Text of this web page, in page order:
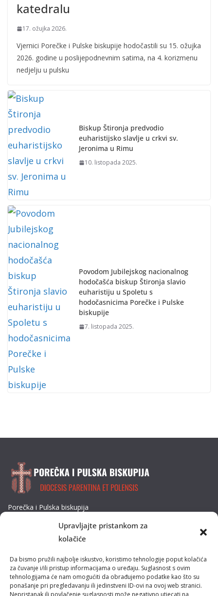
Upravljajte pristankom za
kolačiće
Da bismo pružili najbolje iskustvo, koristimo tehnologije poput kolačića
za čuvanje i/ili pristup informacijama o uređaju. Suglasnost s ovim
tehnologijama će nam omogućiti da obrađujemo podatke kao što su
ponašanje pri pregledavanju ili jedinstveni ID-ovi na ovoj web stranici.
Nepristanak ili povlačenje suglasnosti može negativno utjecati na
katedralu
17. ožujka 2026.
Vjernici Porečke i Pulske biskupije hodočastili su 15. ožujka
2026. godine u poslijepodnevnim satima, na 4. korizmenu
nedjelju u pulsku
Biskup Štironja predvodio
euharistijsko slavlje u crkvi sv.
Jeronima u Rimu
10. listopada 2025.
Povodom Jubilejskog nacionalnog
hodočašća biskup Štironja slavio
euharistiju u Spoletu s
hodočasnicima Porečke i Pulske
biskupije
7. listopada 2025.
Porečka i Pulska biskupija
E-mail: biskupija@ppb.hr
Kultura i tradicija
Misije